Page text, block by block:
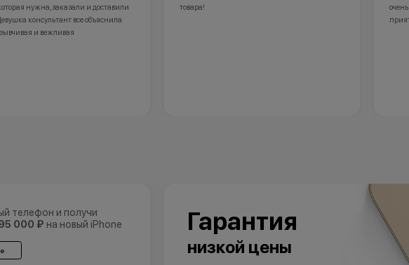
товара!
очень вежливый,помог в выборе,советом.очень
телефон и получи
000 ₽ на новый iPhone Гарантия
низкой цены